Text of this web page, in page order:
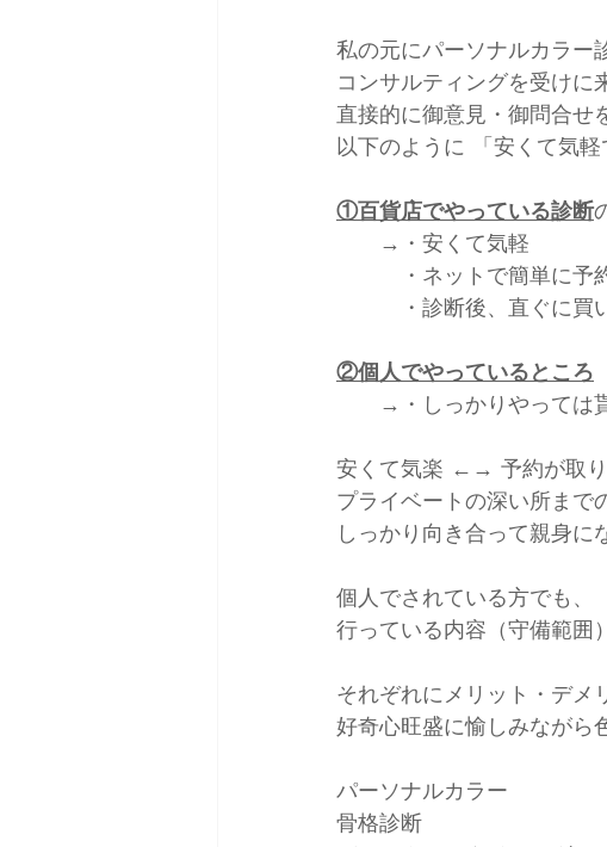
私の元にパーソナルカラー
コンサルティングを受けに
直接的に御意見・御問合せ
以下のように 「安くて気軽
①百貨店でやっている診断
→・安くて気軽
・ネットで簡単に予
・診断後、直ぐに買い
②個人でやっているところ
→・しっかりやっては貰
安くて気楽 ←→ 予約が取り
プライベートの深い所まで
しっかり向き合って親身
個人でされている方でも、
行っている内容（守備範囲
それぞれにメリット・デメ
好奇心旺盛に愉しみながら
パーソナルカラー
骨格診断